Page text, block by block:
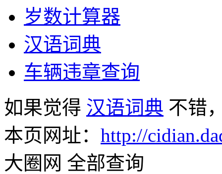
岁数计算器
汉语词典
车辆违章查询
如果觉得 汉语词典 不错
本页网址： http://
大圈网 全部查询